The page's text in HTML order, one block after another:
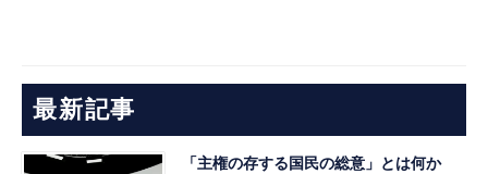
最新記事
「主権の存する国民の総意」とは何か